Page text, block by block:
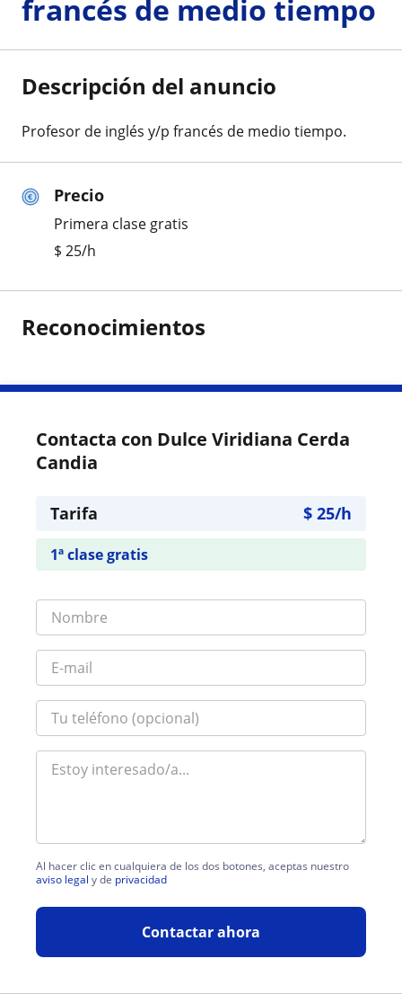
Precio
Primera clase gratis
$ 25/h
francés de medio tiempo
Descripción del anuncio
Profesor de inglés y/p francés de medio tiempo.
Reconocimientos
Contacta con Dulce Viridiana Cerda
Candia
Tarifa $ 25/h
1ª clase gratis
Al hacer clic en cualquiera de los dos botones, aceptas nuestro
aviso legal y de privacidad
Contactar ahora